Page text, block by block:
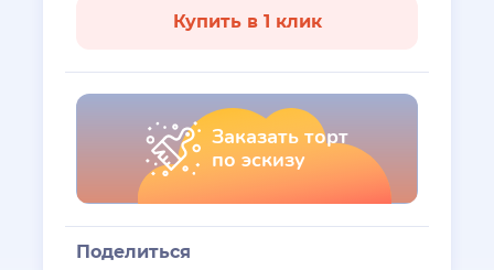
Купить в 1 клик
Заказать торт
по эскизу
Поделиться